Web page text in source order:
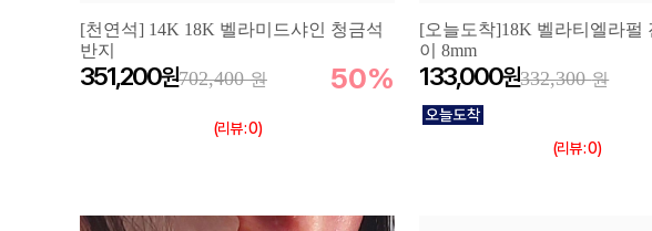
[천연석] 14K 18K 벨라미드샤인 청금석
반지
702,400
351,200 50%
(리뷰 : 0)
[오늘도착]18K 벨라티엘라펄
이 8mm
332,300
133,000
(리뷰 : 0)